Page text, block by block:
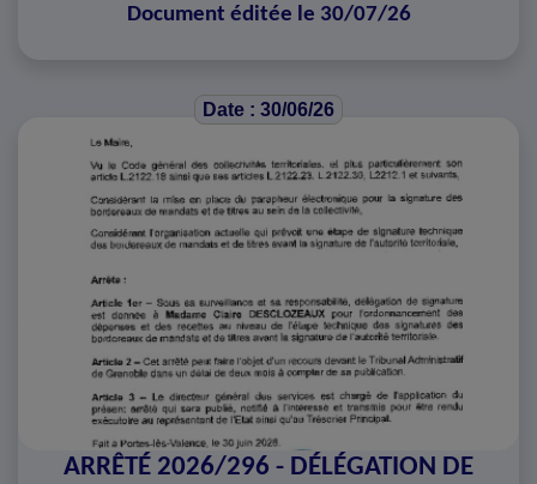
Document éditée le 30/07/26
Date : 30/06/26
ARRÊTÉ 2026/296 - DÉLÉGATION DE